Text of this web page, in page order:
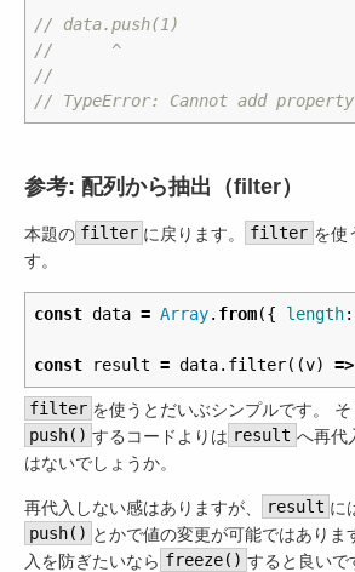
// data.push(1)
//      ^
//
// TypeError: Cannot add
参考: 配列から抽出（filter）
本題の filter に戻ります。 filter を使
す。
const data = Array. from({ length:
const result = data. filter((v) =>
filter を使うとだいぶシンプルです。
push() するコードよりは result へ再代
はないでしょうか。
再代入しない感はありますが、 result に
push() とかで値の変更が可能ではあり
入を防ぎたいなら freeze() すると良いで